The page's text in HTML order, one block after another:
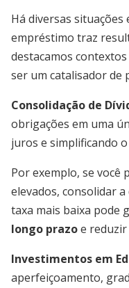
Há diversas situações
empréstimo traz
destacamos
ser um catalisador de
Consolidação de
obrigações em uma
juros e simplificando
Por exemplo, se você
elevados, consolidar
taxa mais baixa pode
longo prazoe reduzir
Investimentos em
aperfeiçoamento,